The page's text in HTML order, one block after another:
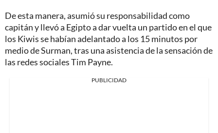
De esta manera, asumió su responsabilidad como
capitán y llevó a Egipto a dar vuelta un partido en el que
los Kiwis se habían adelantado a los 15 minutos por
medio de Surman, tras una asistencia de la sensación de
las redes sociales Tim Payne.
PUBLICIDAD